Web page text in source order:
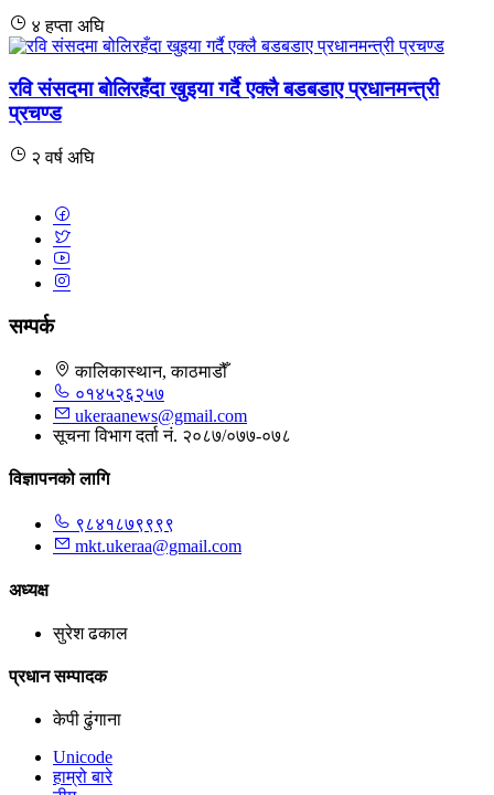
४ हप्ता अघि
रवि संसदमा बोलिरहँदा खुइया गर्दै एक्लै बडबडाए प्रधानमन्त्री
प्रचण्ड
२ वर्ष अघि
सम्पर्क
कालिकास्थान, काठमाडौँ
०१४५२६२५७
ukeraanews@gmail.com
सूचना विभाग दर्ता नं. २०८७/०७७-०७८
विज्ञापनको लागि
९८४१८७९९९९
mkt.ukeraa@gmail.com
अध्यक्ष
सुरेश ढकाल
प्रधान सम्पादक
केपी ढुंगाना
Unicode
हाम्रो बारे